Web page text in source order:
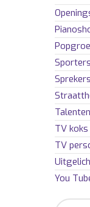
Sporters
TV
TV
You